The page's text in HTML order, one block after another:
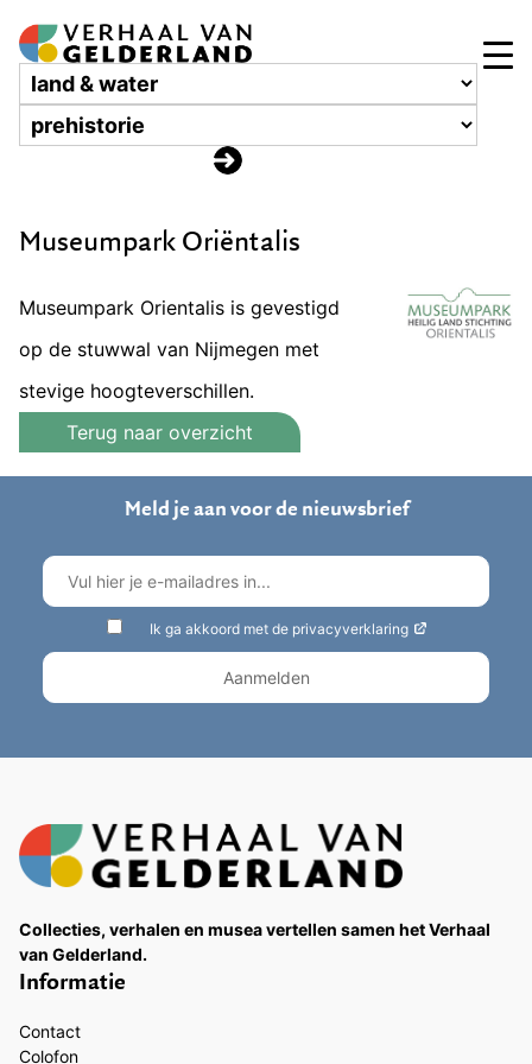
Museumpark Oriëntalis
Museumpark Orientalis is gevestigd
op de stuwwal van Nijmegen met
stevige hoogteverschillen.
Terug naar overzicht
Meld je aan voor de nieuwsbrief
Ik ga akkoord met de privacyverklaring
Collecties, verhalen en musea vertellen samen het Verhaal
van Gelderland.
Informatie
Contact
Colofon